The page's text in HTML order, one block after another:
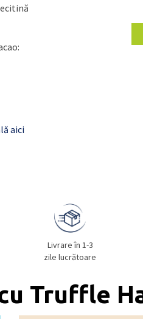
aici
Livrare în 1-3
zile lucrătoare
Truffle